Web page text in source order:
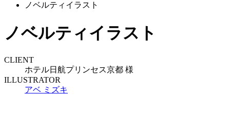
ノベルティイラスト
ノベルティイラスト
CLIENT
ホテル日航プリンセス京都 様
ILLUSTRATOR
アベ ミズキ